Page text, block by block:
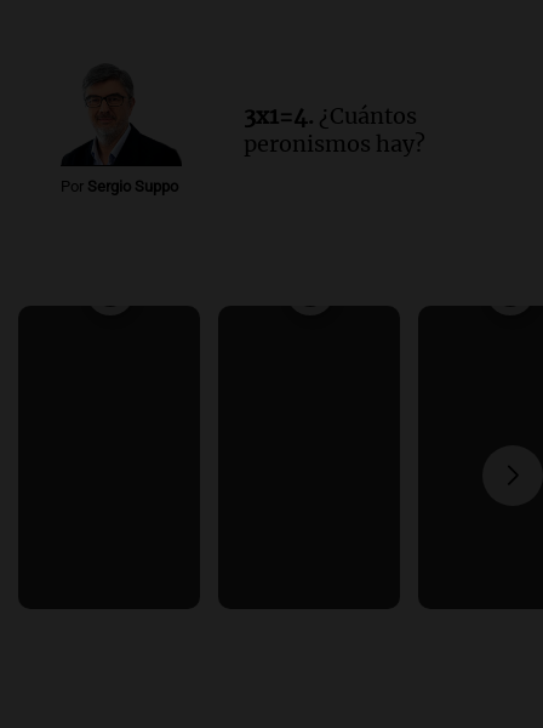
Por Sergio Suppo
3x1=4. ¿Cuántos
peronismos hay?